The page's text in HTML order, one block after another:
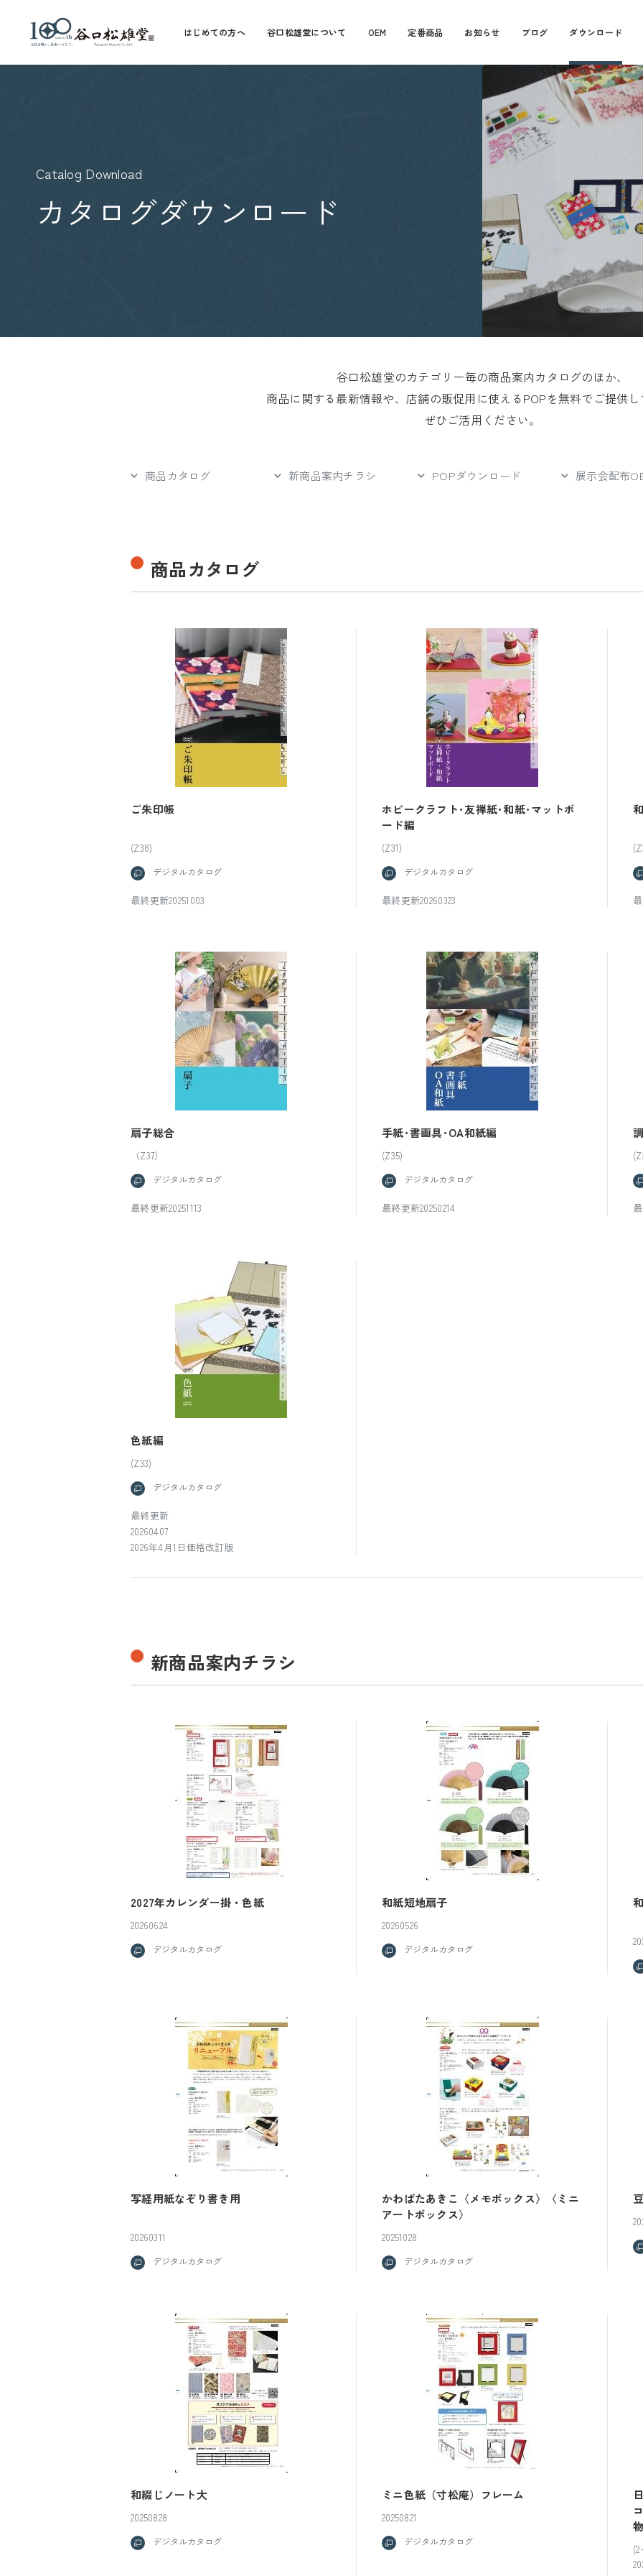
はじめての方へ 谷口松雄堂について OEM 定番商品 お知らせ ブログ ダウンロード
Catalog Download
カタログダウンロード
谷口松雄堂のカテゴリー毎の商品案内カタログのほか、
商品に関する最新情報や、 店舗の販促用に使えるPOPを無料でご提供
ぜひご活用ください。
商品カタログ 新商品案内チラシ POPダウンロード 展示会配布
商品カタログ
ご朱印帳
(Z38)
デジタルカタログ
最終更新20251003
ホビークラフト･友禅紙･和紙･マットボ
ード編
(Z31)
デジタルカタログ
最終更新20260323
扇子総合
（Z37）
デジタルカタログ
最終更新20251113
手紙･書画具･OA和紙編
(Z35)
デジタルカタログ
最終更新20250214
色紙編
(Z33)
デジタルカタログ
最終更新
20260407
2026年4月1日価格改訂版
新商品案内チラシ
2027年カレンダー掛・色紙
20260624
デジタルカタログ
和紙短地扇子
20260526
デジタルカタログ
写経用紙なぞり書き用
20260311
デジタルカタログ
かわばたあきこ〈メモボックス〉〈ミニ
アートボックス〉
20251028
デジタルカタログ
和綴じノート大
20250828
デジタルカタログ
ミニ色紙（寸松庵）フレーム
20250821
デジタルカタログ